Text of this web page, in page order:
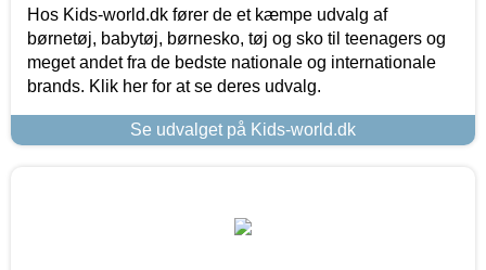
Hos Kids-world.dk fører de et kæmpe udvalg af
børnetøj, babytøj, børnesko, tøj og sko til teenagers og
meget andet fra de bedste nationale og internationale
brands. Klik her for at se deres udvalg.
Se udvalget på Kids-world.dk